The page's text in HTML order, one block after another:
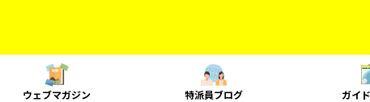
ウェブマガジン 特派員ブログ ガイ